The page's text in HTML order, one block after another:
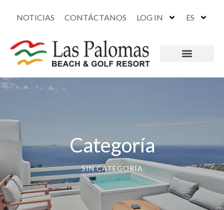
NOTICIAS CONTÁCTANOS LOG IN ES
Categoría
SIN CATEGORÍA